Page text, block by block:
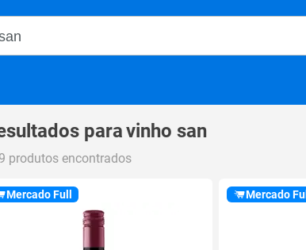
Magalu
paravinho san
produtos encontrados
Mercado Full Mercado Full